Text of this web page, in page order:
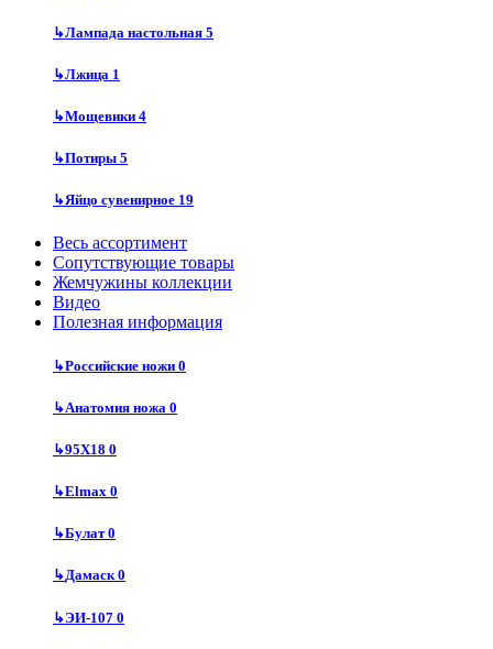
↳Лампада настольная 5
↳Лжица 1
↳Мощевики 4
↳Потиры 5
↳Яйцо сувенирное 19
Весь ассортимент
Сопутствующие товары
Жемчужины коллекции
Видео
Полезная информация
↳Российские ножи 0
↳Анатомия ножа 0
↳95Х18 0
↳Elmax 0
↳Булат0
↳Дамаск0
↳ЭИ-107 0